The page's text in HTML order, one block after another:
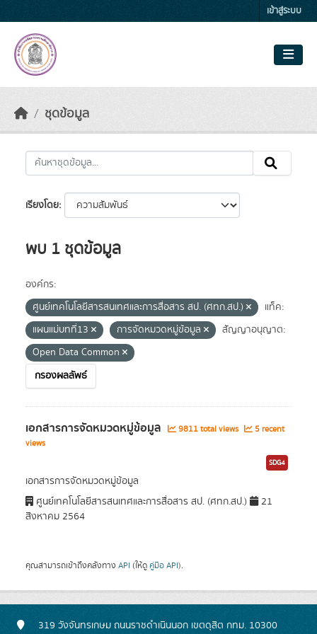
เข้าสู่ระบบ
ชุดข้อมูล
เรียงโดย
พบ 1 ชุดข้อมูล
องค์กร:
ศูนย์เทคโนโลยีสารสนเทศและการสื่อสาร สป. (ศทก.สป.)
แท็ค:
แผนแม่บทที่13
การจัดหมวดหมู่ข้อมูล
สัญญาอนุญาต:
Open Data Common
กรองผลลัพธ์
เอกสารการจัดหมวดหมู่ข้อมูล 9811 total views
5 recent
views
SDG4
เอกสารการจัดหมวดหมู่ข้อมูล
ศูนย์เทคโนโลยีสารสนเทศและการสื่อสาร สป. (ศทก.สป.)
21
สิงหาคม 2564
คุณสามารถเข้าถึงคลังทาง API (ให้ดู คู่มือ API).
319 วังจันทรเกษม ถนนราชดำเนินนอก เขตดุสิต กทม. 10300